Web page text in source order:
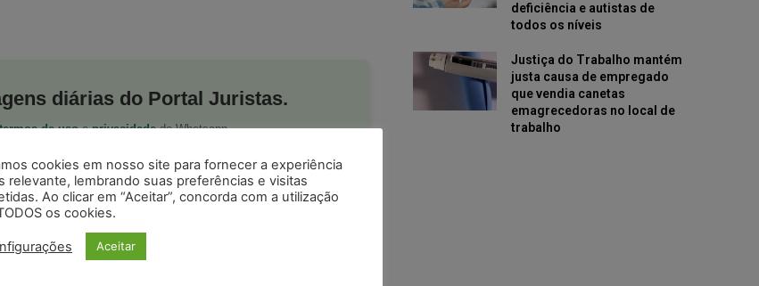
diárias do Portal Juristas.
termos de usoeprivacidadedo Whatsapp.
Google News
jurídicas do Brasil
deficiência e autistas de
todos os níveis
Justiça do Trabalho mantém
justa causa de empregado
que vendia canetas
emagrecedoras no local de
trabalho
cookies em nosso site para fornecer a experiência
relevante, lembrando suas preferências e visitas
Ao clicar em “Aceitar”, concorda com a utilização
os cookies.
Aceitar